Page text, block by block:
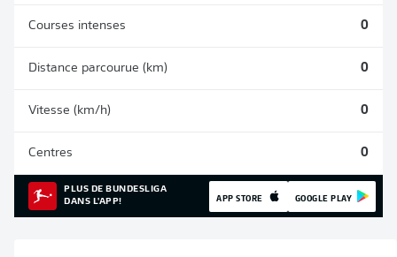
Courses intenses 0
Distance parcourue (km) 0
Vitesse (km/h) 0
Centres 0
PLUS DE BUNDESLIGA
DANS L'APP!
APP STORE GOOGLE PLAY